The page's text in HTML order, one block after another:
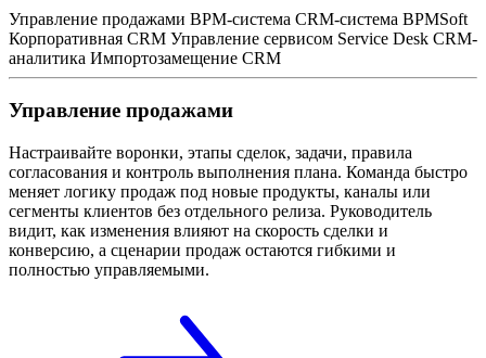
Управление продажами BPM-система CRM-система BPMSoft
Корпоративная CRM Управление сервисом Service Desk CRM-
аналитика Импортозамещение CRM
Управление продажами
Настраивайте воронки, этапы сделок, задачи, правила
согласования и контроль выполнения плана. Команда быстро
меняет логику продаж под новые продукты, каналы или
сегменты клиентов без отдельного релиза. Руководитель
видит, как изменения влияют на скорость сделки и
конверсию, а сценарии продаж остаются гибкими и
полностью управляемыми.